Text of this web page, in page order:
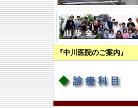
『中川医院のご案内』